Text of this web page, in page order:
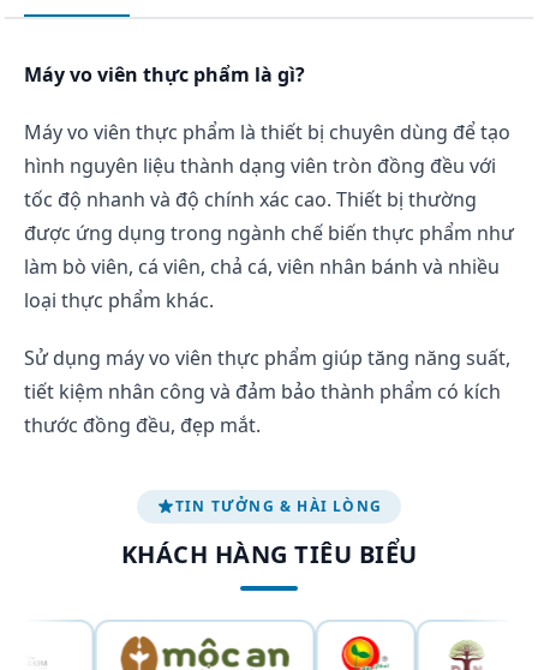
Máy vo viên thực phẩm là gì?
Máy vo viên thực phẩm là thiết bị chuyên dùng để tạo
hình nguyên liệu thành dạng viên tròn đồng đều với
tốc độ nhanh và độ chính xác cao. Thiết bị thường
được ứng dụng trong ngành chế biến thực phẩm như
làm bò viên, cá viên, chả cá, viên nhân bánh và nhiều
loại thực phẩm khác.
Sử dụng máy vo viên thực phẩm giúp tăng năng suất,
tiết kiệm nhân công và đảm bảo thành phẩm có kích
thước đồng đều, đẹp mắt.
TIN TƯỞNG & HÀI LÒNG
KHÁCH HÀNG TIÊU BIỂU